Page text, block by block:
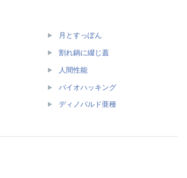
月とすっぽん
割れ鍋に綴じ蓋
人間性能
バイオハッキング
ディノバルド亜種